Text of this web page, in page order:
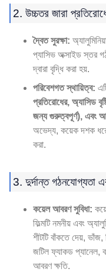
2. উচ্চতর জারা
দ্বৈত সুরক্ষা:
প্যাসিভ অক্সাইড স্তর
দ্বারা বৃদ্ধি করা হয়.
পরিবেশগত স্থায়িত্ব:
প্রতিরোধের, অ্যাসিড
জন্য গুরুত্বপূর্ণ), এবং
অভেদ্য, কয়েক দশক ধরে
করা.
3. দুর্দান্ত গঠনযোগ্যতা
কয়েল আবরণ সুবিধা:
ফিল্মটি নমনীয় এবং
শীটটি বাঁকতে দেয়,
জটিল ফ্যাকড প্যানেল,
আবরণ ক্ষতি.